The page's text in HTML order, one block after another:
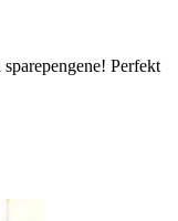
Perfekt